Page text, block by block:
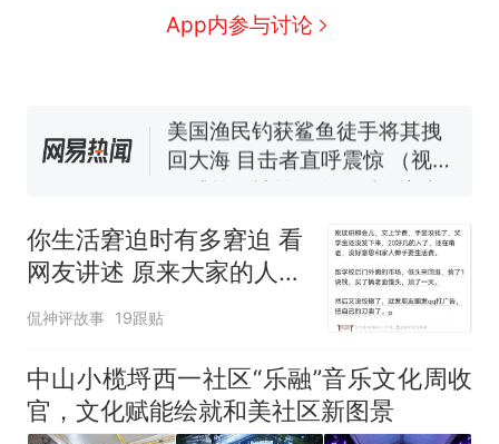
App内参与讨论
协会回应
男子上山采菌偶然发现鸡枞菌
来源：参考消息）
笔试第一被第二名传话劝弃考
官方通报
因老师一句“跟我回家”改写了
人生
你生活窘迫时有多窘迫 看
网友讲述 原来大家的人生
都这么难啊
侃神评故事 19跟贴
中山小榄埒西一社区“乐融”音乐文化周收
官，文化赋能绘就和美社区新图景